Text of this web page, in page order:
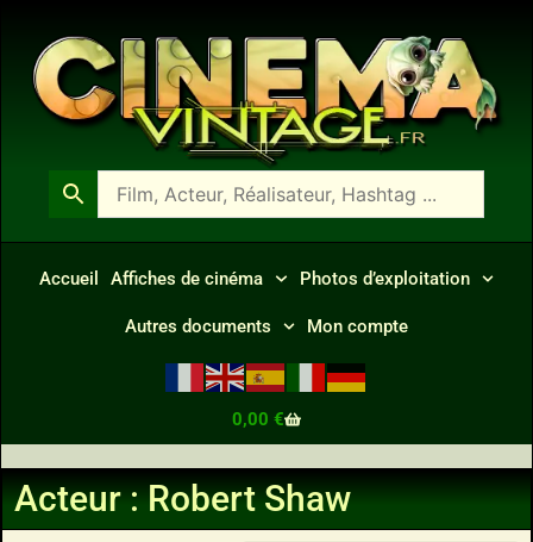
Accueil Affiches de cinéma Photos d’exploitation
Autres documents Mon compte
0,00 €
Acteur : Robert Shaw